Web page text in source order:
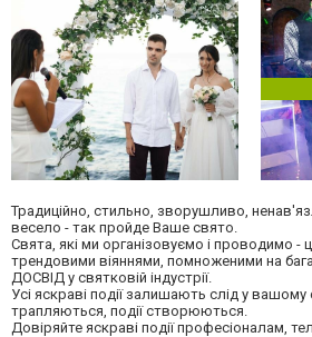
Традиційно, стильно, зворушливо,
весело - так пройде Ваше свято.
Свята, які ми організовуємо і проводимо -
трендовими віяннями, помноженими на
ДОСВІД у святковій індустрії.
Усі яскраві події залишають слід у вашому
трапляються, події створюються.
Довіряйте яскраві події професіоналам,